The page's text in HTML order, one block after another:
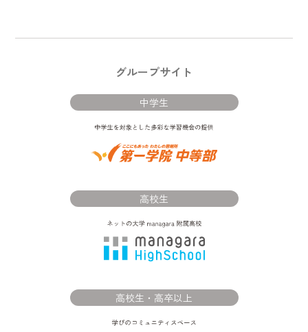
グループサイト
中学生
高校生
高校生・高卒以上